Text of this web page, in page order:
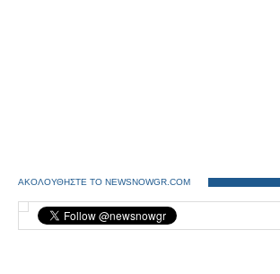
ΑΚΟΛΟΥΘΗΣΤΕ ΤΟ NEWSNOWGR.COM